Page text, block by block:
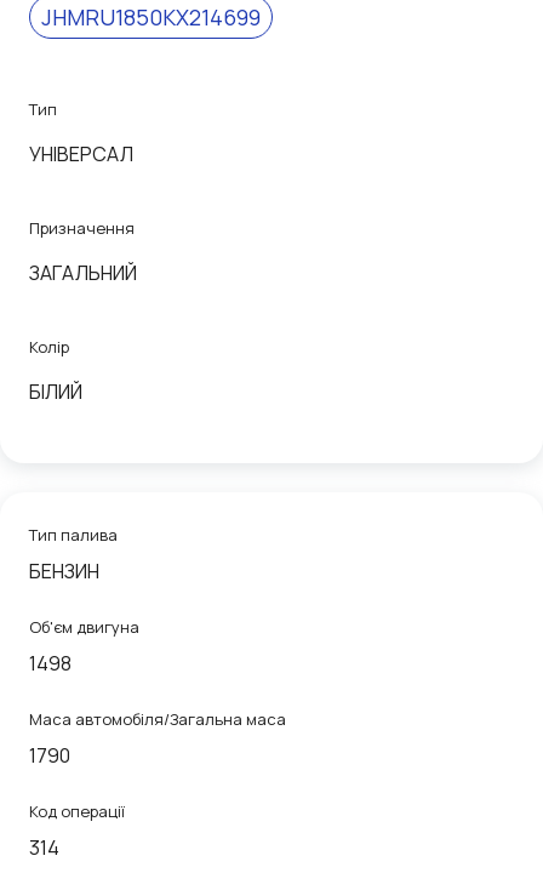
JHMRU1850KX214699
Тип
УНІВЕРСАЛ
Призначення
ЗАГАЛЬНИЙ
Колір
БІЛИЙ
Тип палива
БЕНЗИН
Об'єм двигуна
1498
Маса автомобіля/Загальна маса
1790
Код операції
314